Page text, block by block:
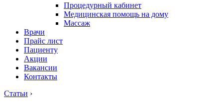
Процедурный кабинет
Медицинская помощь на дому
Массаж
Врачи
Прайс лист
Пациенту
Акции
Вакансии
Контакты
Статьи ›